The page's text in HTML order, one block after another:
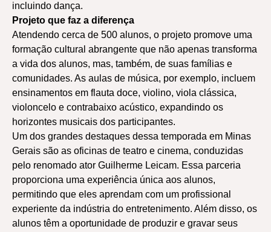
incluindo dança.
Projeto que faz a diferença
Atendendo cerca de 500 alunos, o projeto promove uma
formação cultural abrangente que não apenas transforma
a vida dos alunos, mas, também, de suas famílias e
comunidades. As aulas de música, por exemplo, incluem
ensinamentos em flauta doce, violino, viola clássica,
violoncelo e contrabaixo acústico, expandindo os
horizontes musicais dos participantes.
Um dos grandes destaques dessa temporada em Minas
Gerais são as oficinas de teatro e cinema, conduzidas
pelo renomado ator Guilherme Leicam. Essa parceria
proporciona uma experiência única aos alunos,
permitindo que eles aprendam com um profissional
experiente da indústria do entretenimento. Além disso, os
alunos têm a oportunidade de produzir e gravar seus